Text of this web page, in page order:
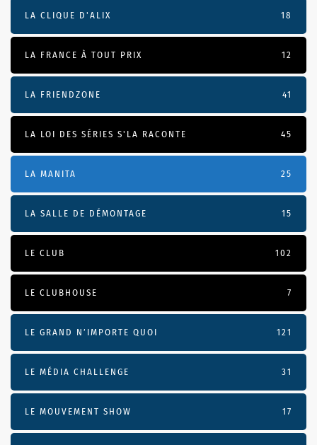
LA CLIQUE D'ALIX 18
LA FRANCE À TOUT PRIX 12
LA FRIENDZONE 41
LA LOI DES SÉRIES S'LA RACONTE 45
LA MANITA 25
LA SALLE DE DÉMONTAGE 15
LE CLUB 102
LE CLUBHOUSE 7
LE GRAND N’IMPORTE QUOI 121
LE MÉDIA CHALLENGE 31
LE MOUVEMENT SHOW 17